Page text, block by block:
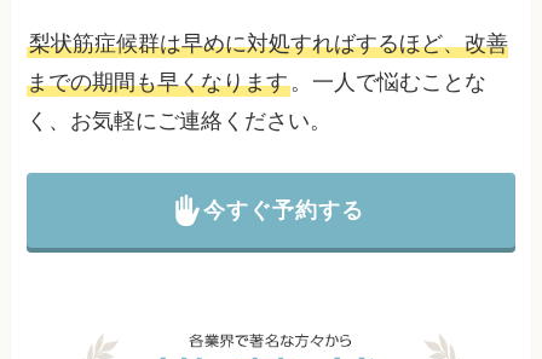
梨状筋症候群は早めに対処すればするほど、改善
までの期間も早くなります。一人で悩むことな
く、お気軽にご連絡ください。
今すぐ予約する